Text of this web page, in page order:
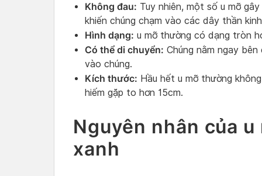
Không đau: Tuy nhiên, một số u mỡ
khiến chúng chạm vào các dây thần
Hình dạng: u mỡ thường có dạng tròn
Có thể di chuyển: Chúng nằm ngay
vào chúng.
Kích thước: Hầu hết u mỡ thường
hiếm gặp to hơn 15cm.
Nguyên nhân của
xanh